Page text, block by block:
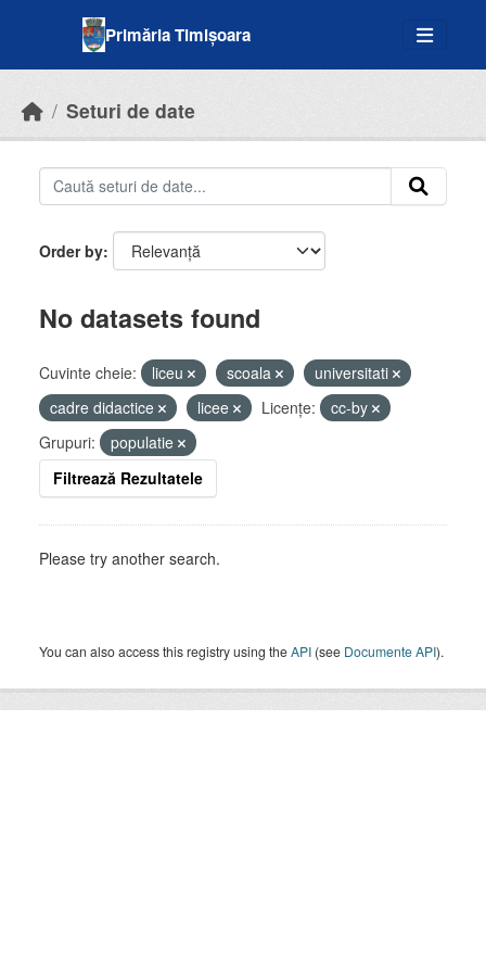
Primăria Timișoara
Seturi de date
Order by
No datasets found
Cuvinte cheie: liceu scoala
universitati
cadre didactice
licee Licenţe:
cc-by
Grupuri:
populatie
Filtrează Rezultatele
Please try another search.
You can also access this registry using theAPI (see Documente API).